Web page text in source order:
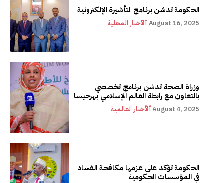
الحكومة تدشن برنامج التأشيرة الإلكترونية
ألأخبار المحلية August 16, 2025
وزراة الصحة تدشن برنامج تخصصي
بالتعاون مع رابطة العالم الإسلامي بهرجيسا
ألأخبار العالمية August 4, 2025
الحكومة تؤكد على عزمها مكافحة الفساد
في المؤسسات الحكومية